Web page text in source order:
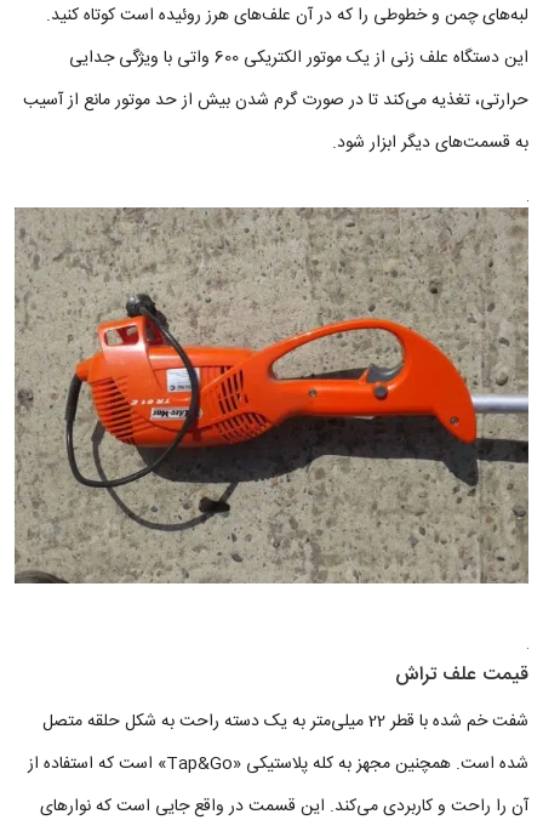
لبه‌های چمن و خطوطی را که در آن علف‌های هرز روئیده است کوتاه کنید.
این دستگاه علف زنی از یک موتور الکتریکی 600 واتی با ویژگی جدایی
حرارتی، تغذیه می‌کند تا در صورت گرم شدن بیش از حد موتور مانع از آسیب
به قسمت‌های دیگر ابزار شود.
قیمت علف تراش
شفت خم شده با قطر 22 میلی‌متر به یک دسته راحت به شکل حلقه متصل
شده است. همچنین مجهز به کله پلاستیکی «Tap&Go» است که استفاده از
آن را راحت و کاربردی می‌کند. این قسمت در واقع جایی است که نوارهای